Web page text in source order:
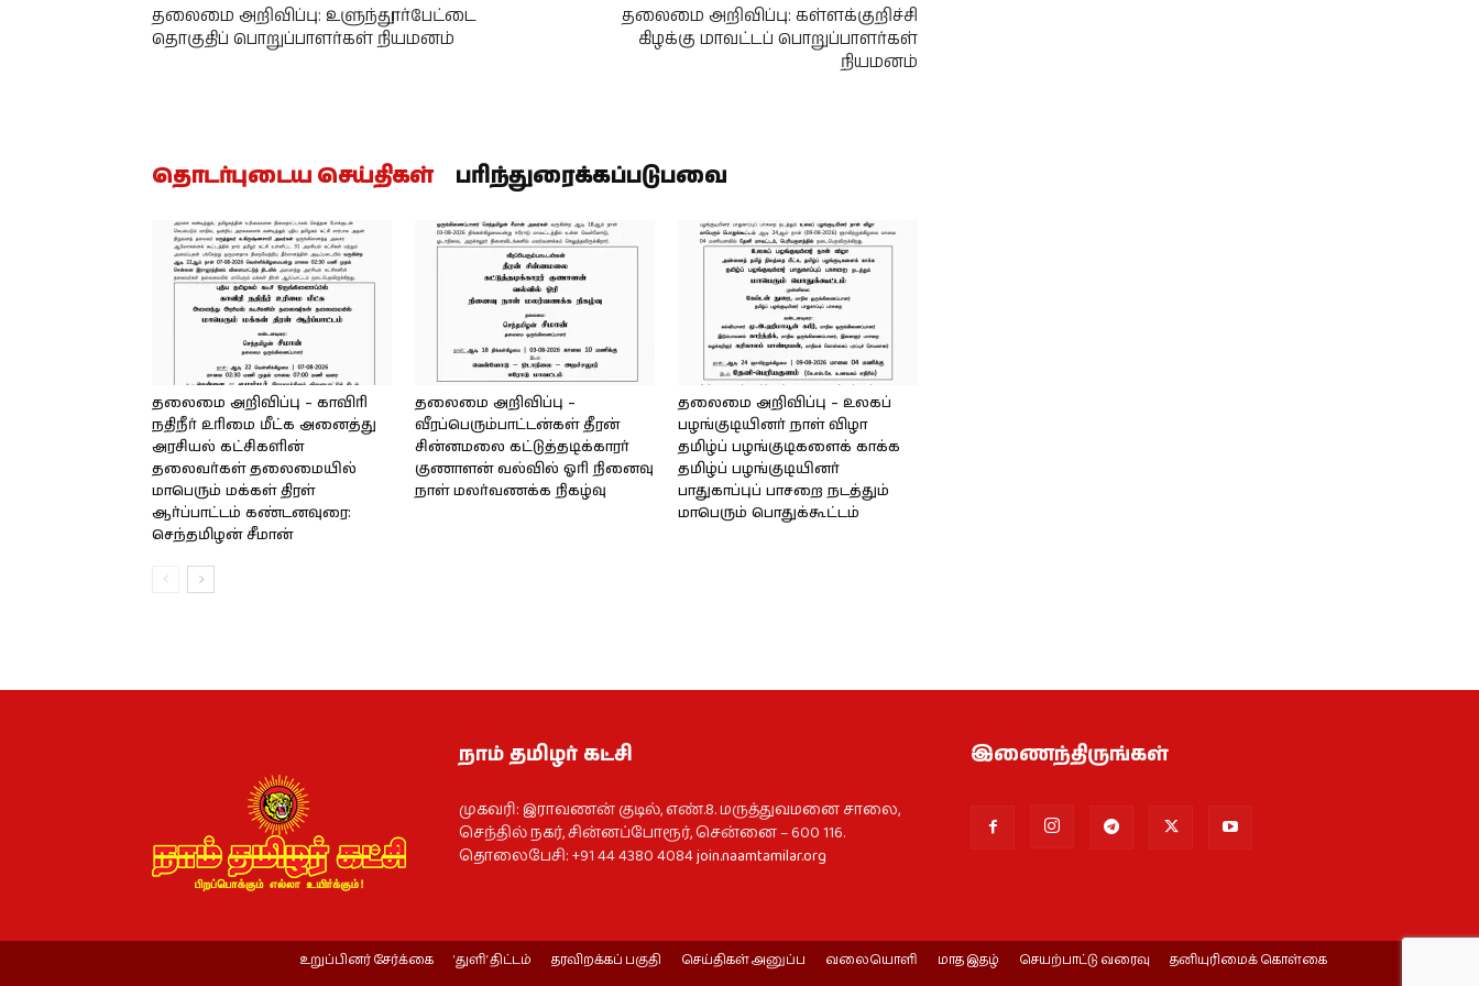
தலைமை அறிவிப்பு: உளுந்தூர்பேட்டை
தொகுதிப் பொறுப்பாளர்கள் நியமனம்
தலைமை அறிவிப்பு: கள்ளக்குறிச்சி
கிழக்கு மாவட்டப் பொறுப்பாளர்கள்
நியமனம்
தொடர்புடைய செய்திகள் பரிந்துரைக்கப்படுபவை
தலைமை அறிவிப்பு – காவிரி
நதிநீர் உரிமை மீட்க அனைத்து
அரசியல் கட்சிகளின்
தலைவர்கள் தலைமையில்
மாபெரும் மக்கள் திரள்
ஆர்ப்பாட்டம் கண்டனவுரை:
செந்தமிழன் சீமான்
தலைமை அறிவிப்பு –
வீரப்பெரும்பாட்டன்கள் தீரன்
சின்னமலை கட்டுத்தடிக்காரர்
குணாளன் வல்வில் ஓரி நினைவு
நாள் மலர்வணக்க நிகழ்வு
தலைமை அறிவிப்பு – உலகப்
பழங்குடியினர் நாள் விழா
தமிழ்ப் பழங்குடிகளைக் காக்க
தமிழ்ப் பழங்குடியினர்
பாதுகாப்புப் பாசறை நடத்தும்
மாபெரும் பொதுக்கூட்டம்
நாம் தமிழர் கட்சி
முகவரி: இராவணன் குடில், எண்.8. மருத்துவமனை சாலை,
செந்தில் நகர், சின்னப்போரூர், சென்னை – 600 116.
தொலைபேசி: +91 44 4380 4084join.naamtamilar.org
இணைந்திருங்கள்
உறுப்பினர் சேர்க்கை ‘துளி’ திட்டம் தரவிறக்கப் பகுதி செய்திகள் அனுப்ப வலையொளி மாத இதழ் செயற்பாட்டு வரைவு தனியுரிமைக் கொள்கை